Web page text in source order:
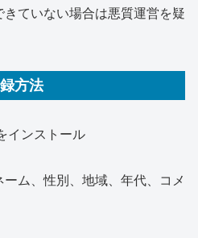
ていない場合は悪質運営を疑
方法
インストール
ム、性別、地域、年代、コメ